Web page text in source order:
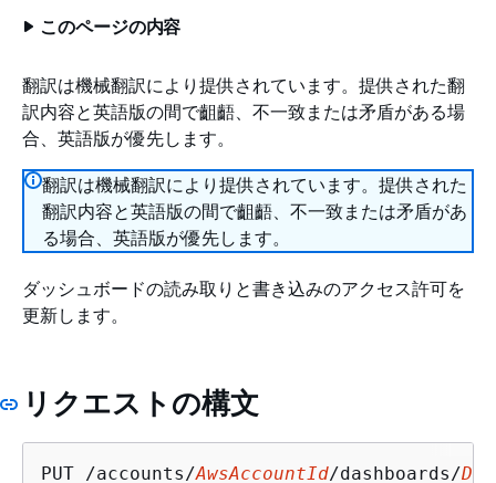
このページの内容
翻訳は機械翻訳により提供されています。提供された翻
訳内容と英語版の間で齟齬、不一致または矛盾がある場
合、英語版が優先します。
翻訳は機械翻訳により提供されています。提供された
翻訳内容と英語版の間で齟齬、不一致または矛盾があ
る場合、英語版が優先します。
ダッシュボードの読み取りと書き込みのアクセス許可を
更新します。
リクエストの構文
PUT /accounts/AwsAccountId/dashboards/